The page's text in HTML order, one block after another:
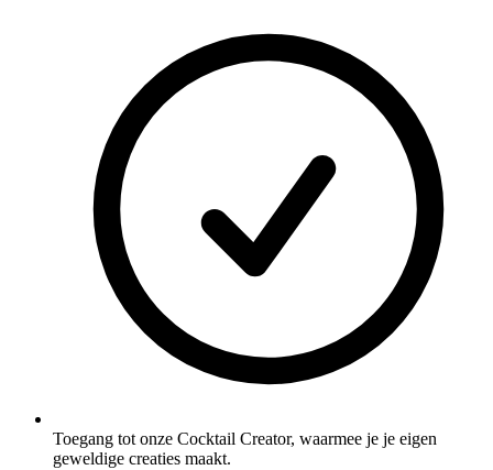
Toegang tot onze Cocktail Creator, waarmee je je eigen
geweldige creaties maakt.